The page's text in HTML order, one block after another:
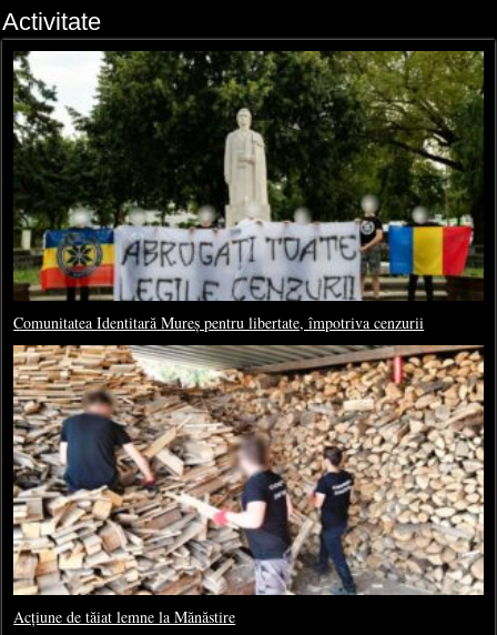
Activitate
Comunitatea Identitară Mureș pentru libertate, împotriva cenzurii
Acțiune de tăiat lemne la Mănăstire